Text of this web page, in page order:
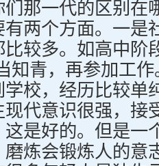
那一代的区别在
个方面。一是
较多。如高中阶
知青，再参加工
校，经历比较单
代意识很强，接
是好的。但是一
炼会锻炼人的意